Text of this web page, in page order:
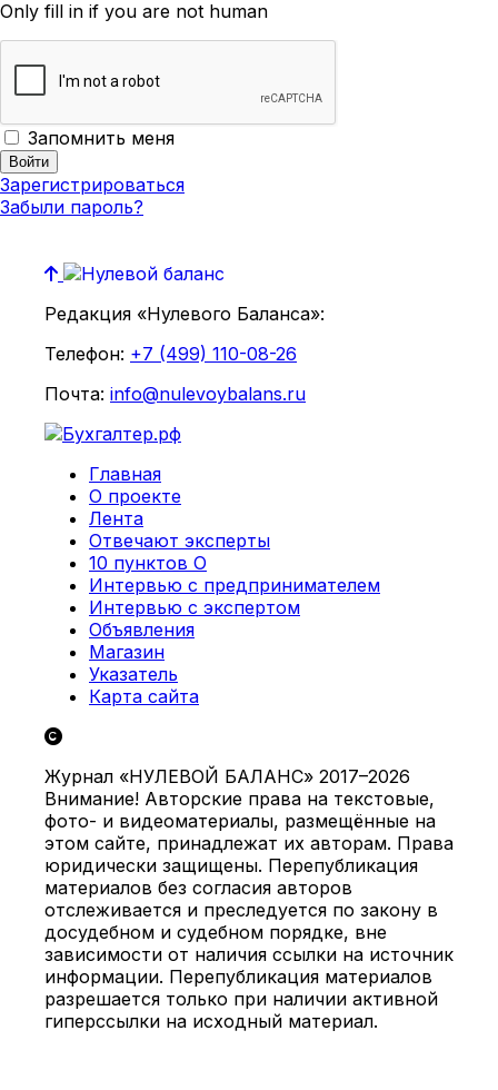
Only fill in if you are not human
Запомнить меня
Зарегистрироваться
Забыли пароль?
Редакция «Нулевого Баланса»:
Телефон: +7 (499) 110-08-26
Почта: info@nulevoybalans.ru
Главная
О проекте
Лента
Отвечают эксперты
10 пунктов О
Интервью с предпринимателем
Интервью с экспертом
Объявления
Магазин
Указатель
Карта сайта
Журнал «НУЛЕВОЙ БАЛАНС» 2017–2026
Внимание! Авторские права на текстовые,
фото- и видеоматериалы, размещённые на
этом сайте, принадлежат их авторам. Права
юридически защищены. Перепубликация
материалов без согласия авторов
отслеживается и преследуется по закону в
досудебном и судебном порядке, вне
зависимости от наличия ссылки на источник
информации. Перепубликация материалов
разрешается только при наличии активной
гиперссылки на исходный материал.